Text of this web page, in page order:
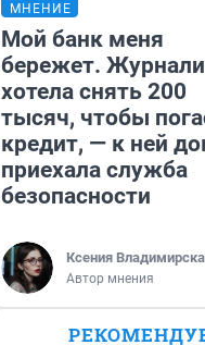
МНЕНИЕ
Мой банк меня
бережет.
хотела снять 200
тысяч, чтобы
кредит, — к ней
приехала служба
безопасности
Ксения
Автор мнения